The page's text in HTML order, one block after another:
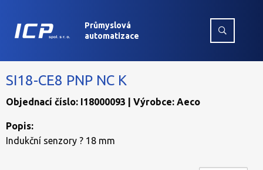
Průmyslová
automatizace
SI18-CE8 PNP NC K
Objednací číslo: I18000093 | Výrobce: Aeco
Popis:
Indukční senzory ? 18 mm